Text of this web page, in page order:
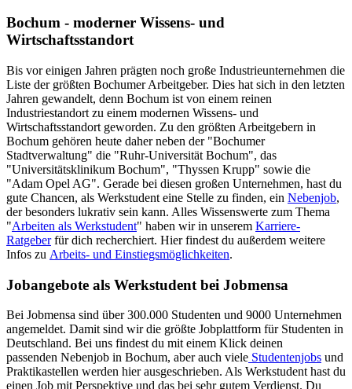
Bochum - moderner Wissens- und
Wirtschaftsstandort
Bis vor einigen Jahren prägten noch große Industrieunternehmen die
Liste der größten Bochumer Arbeitgeber. Dies hat sich in den letzten
Jahren gewandelt, denn Bochum ist von einem reinen
Industriestandort zu einem modernen Wissens- und
Wirtschaftsstandort geworden. Zu den größten Arbeitgebern in
Bochum gehören heute daher neben der "Bochumer
Stadtverwaltung" die "Ruhr-Universität Bochum", das
"Universitätsklinikum Bochum", "Thyssen Krupp" sowie die
"Adam Opel AG". Gerade bei diesen großen Unternehmen, hast du
gute Chancen, als Werkstudent eine Stelle zu finden, ein Nebenjob,
der besonders lukrativ sein kann. Alles Wissenswerte zum Thema
"Arbeiten als Werkstudent" haben wir in unserem Karriere-
Ratgeberfür dich recherchiert. Hier findest du außerdem weitere
Infos zu Arbeits- und Einstiegsmöglichkeiten.
Jobangebote als Werkstudent bei Jobmensa
Bei Jobmensa sind über 300.000 Studenten und 9000 Unternehmen
angemeldet. Damit sind wir die größte Jobplattform für Studenten in
Deutschland. Bei uns findest du mit einem Klick deinen
passenden Nebenjob in Bochum, aber auch viele Studentenjobs und
Praktikastellen werden hier ausgeschrieben. Als Werkstudent hast du
einen Job mit Perspektive und das bei sehr gutem Verdienst. Du